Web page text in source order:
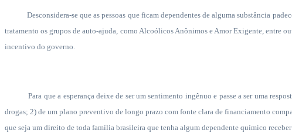
Desconsidera-se que as pessoas que ficam dependentes de alguma substância
tratamento os grupos de auto-ajuda, como Alcoólicos Anônimos e Amor Exigente, entre
incentivo do governo.
Para que a esperança deixe de ser um sentimento ingênuo e passe a ser uma
drogas; 2) de um plano preventivo de longo prazo com fonte clara de financiamento
que seja um direito de toda família brasileira que tenha algum dependente químico